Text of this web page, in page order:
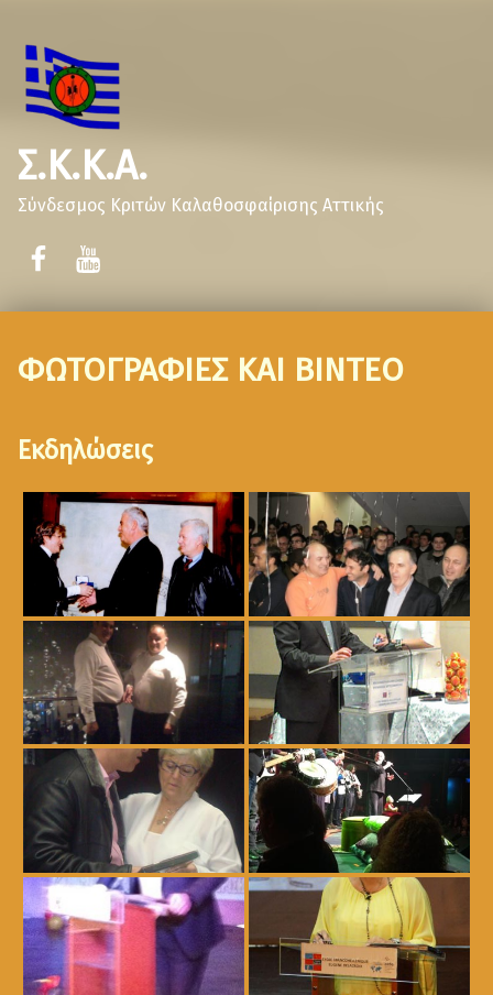
Σ.Κ.Κ.Α.
Σύνδεσμος Κριτών Καλαθοσφαίρισης Αττικής
ΦΩΤΟΓΡΑΦΙΕΣ ΚΑΙ ΒΙΝΤΕΟ
Εκδηλώσεις